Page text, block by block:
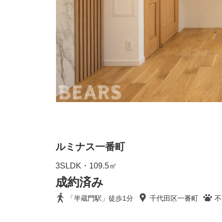
ルミナス一番町
3SLDK・109.5㎡
成約済み
「半蔵門駅」徒歩1分 千代田区一番町